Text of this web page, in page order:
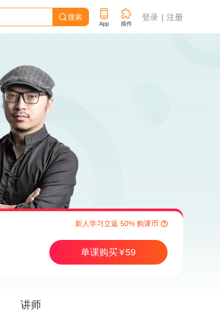
 搜索
App 插件
登录 注册
新人学习立返 50% 购课币 
单课购买 59
讲师